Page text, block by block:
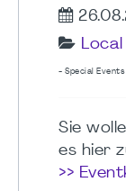
- Special Events
Sie
es hier
>>